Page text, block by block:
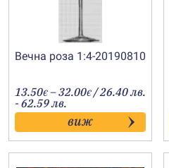
Вечна роза 1:4-20190810
13.50€ –32.00€Price
range:
13.50€
through
32.00€
/ 26.40 лв.
- 62.59 лв.
виж